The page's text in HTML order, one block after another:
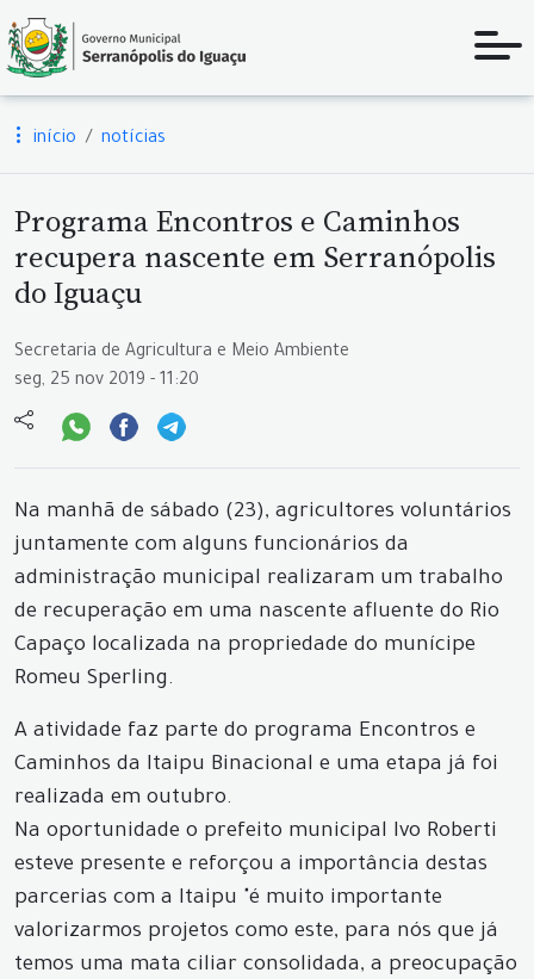
início notícias
Programa Encontros e Caminhos
recupera nascente em Serranópolis
do Iguaçu
Secretaria de Agricultura e Meio Ambiente
seg, 25 nov 2019 - 11:20
Na manhã de sábado (23), agricultores voluntários
juntamente com alguns funcionários da
administração municipal realizaram um trabalho
de recuperação em uma nascente afluente do Rio
Capaço localizada na propriedade do munícipe
Romeu Sperling.
A atividade faz parte do programa Encontros e
Caminhos da Itaipu Binacional e uma etapa já foi
realizada em outubro.
Na oportunidade o prefeito municipal Ivo Roberti
esteve presente e reforçou a importância destas
parcerias com a Itaipu "é muito importante
valorizarmos projetos como este, para nós que já
temos uma mata ciliar consolidada, a preocupação